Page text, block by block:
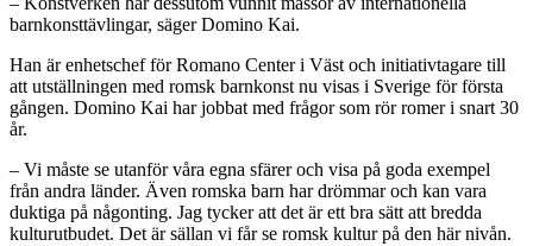
barnkonsttävlingar, säger Domino Kai.
Han är enhetschef för Romano Center i Väst och initiativtagare till
att utställningen med romsk barnkonst nu visas i Sverige för första
gången. Domino Kai har jobbat med frågor som rör romer i snart 30
år.
– Vi måste se utanför våra egna sfärer och visa på goda exempel
från andra länder. Även romska barn har drömmar och kan vara
duktiga på någonting. Jag tycker att det är ett bra sätt att bredda
kulturutbudet. Det är sällan vi får se romsk kultur på den här nivån.